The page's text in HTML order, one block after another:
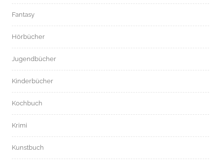
Fantasy
Hörbücher
Jugendbücher
Kinderbücher
Kochbuch
Krimi
Kunstbuch